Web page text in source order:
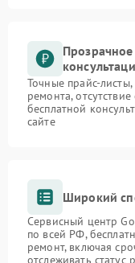
Точные прайс-
ремонта,
бесплатной
сайте
Широкий
Сервисный центр
по всей РФ,
ремонт, включая
отслеживать